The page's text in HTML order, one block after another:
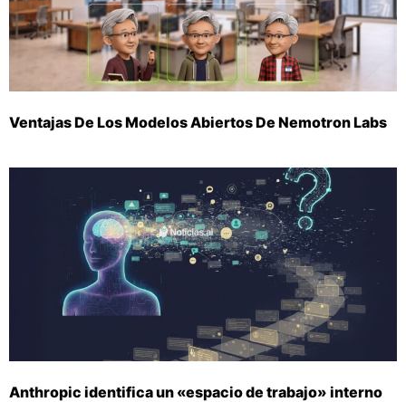
Ventajas De Los Modelos Abiertos De Nemotron Labs
Anthropic identifica un «espacio de trabajo» interno